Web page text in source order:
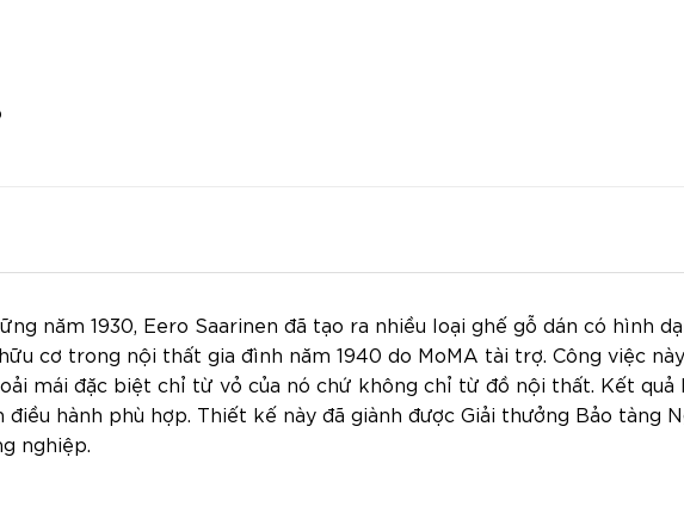
năm 1930, Eero Saarinen đã tạo ra nhiều loại ghế gỗ dán có hình
cơ trong nội thất gia đình năm 1940 do MoMA tài trợ. Công việc
mái đặc biệt chỉ từ vỏ của nó chứ không chỉ từ đồ nội thất. Kết quả
điều hành phù hợp. Thiết kế này đã giành được Giải thưởng Bảo tàng
nghiệp.